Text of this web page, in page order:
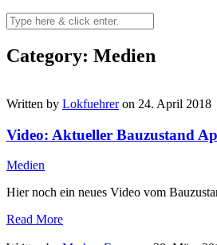
Category: Medien
Written by Lokfuehreron 24. April 2018
Video: Aktueller Bauzustand
Medien
Hier noch ein neues Video vom
Read More